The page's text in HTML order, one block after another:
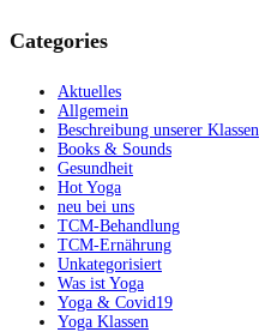
Categories
Aktuelles
Allgemein
Beschreibung unserer Klassen
Books & Sounds
Gesundheit
Hot Yoga
neu bei uns
TCM-Behandlung
TCM-Ernährung
Unkategorisiert
Was ist Yoga
Yoga & Covid19
Yoga Klassen